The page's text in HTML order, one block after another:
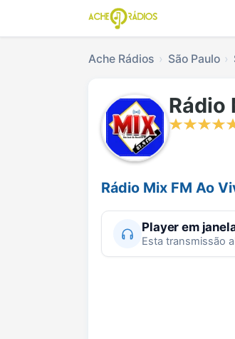
Ache Rádios São Paulo
Rádio
Rádio Mix FM Ao
Player em
Esta transmissão